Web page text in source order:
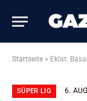
Startseite » Eklat: Basaksehir
SÜPER LIG 6.